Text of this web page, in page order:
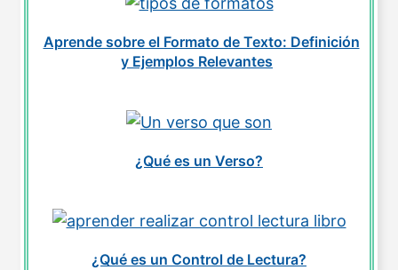
Aprende sobre el Formato de Texto: Definición
y Ejemplos Relevantes
¿Qué es un Verso?
¿Qué es un Control de Lectura?